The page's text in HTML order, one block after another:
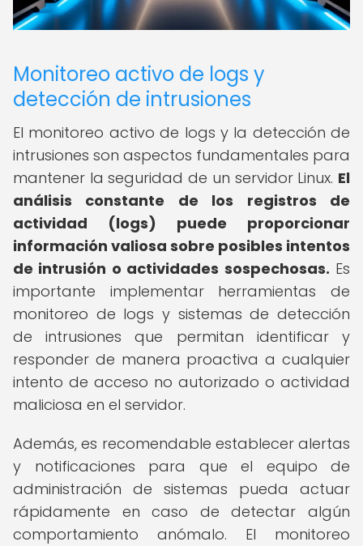
Monitoreo activo de logs y
detección de intrusiones
El monitoreo activo de logs y la detección de
intrusiones son aspectos fundamentales para
mantener la seguridad de un servidor Linux. El
análisis constante de los registros de
actividad (logs) puede proporcionar
información valiosa sobre posibles intentos
de intrusión o actividades sospechosas. Es
importante implementar herramientas de
monitoreo de logs y sistemas de detección
de intrusiones que permitan identificar y
responder de manera proactiva a cualquier
intento de acceso no autorizado o actividad
maliciosa en el servidor.
Además, es recomendable establecer alertas
y notificaciones para que el equipo de
administración de sistemas pueda actuar
rápidamente en caso de detectar algún
comportamiento anómalo. El monitoreo